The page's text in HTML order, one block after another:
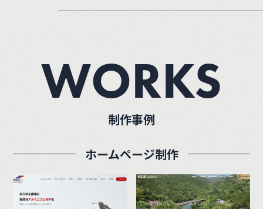
WORKS
制作事例
ホームページ制作